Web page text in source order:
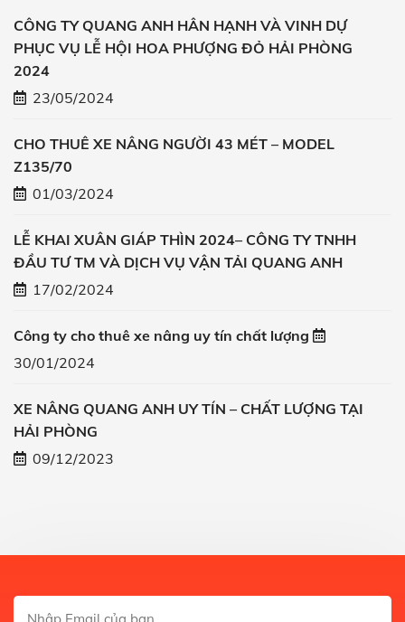
CÔNG TY QUANG ANH HÂN HẠNH VÀ VINH DỰ
PHỤC VỤ LỄ HỘI HOA PHƯỢNG ĐỎ HẢI PHÒNG
2024
23/05/2024
CHO THUÊ XE NÂNG NGƯỜI 43 MÉT – MODEL
Z135/70
01/03/2024
LỄ KHAI XUÂN GIÁP THÌN 2024– CÔNG TY TNHH
ĐẦU TƯ TM VÀ DỊCH VỤ VẬN TẢI QUANG ANH
17/02/2024
Công ty cho thuê xe nâng uy tín chất lượng
30/01/2024
XE NÂNG QUANG ANH UY TÍN – CHẤT LƯỢNG TẠI
HẢI PHÒNG
09/12/2023